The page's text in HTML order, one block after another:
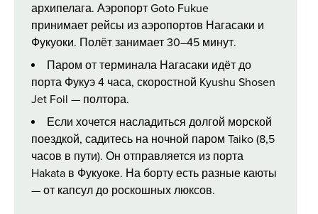
архипелага. Аэропорт Goto Fukue
принимает рейсы из аэропортов Нагасаки и
Фукуоки. Полёт занимает 30–45 минут.
Паром от терминала Нагасаки идёт до
порта Фукуэ 4 часа, скоростной Kyushu Shosen
Jet Foil — полтора.
Если хочется насладиться долгой морской
поездкой, садитесь на ночной паром Taiko (8,5
часов в пути). Он отправляется из порта
Hakata в Фукуоке. На борту есть разные каюты
— от капсул до роскошных люксов.